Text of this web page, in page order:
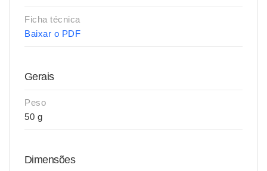
Ficha técnica
Baixar o PDF
Gerais
Peso
50 g
Dimensões